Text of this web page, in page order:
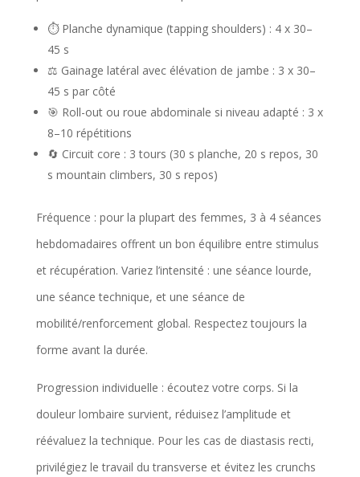
⏱️ Planche dynamique (tapping shoulders) : 4 x 30–
45 s
⚖️ Gainage latéral avec élévation de jambe : 3 x 30–
45 s par côté
🎯 Roll-out ou roue abdominale si niveau adapté : 3 x
8–10 répétitions
🔄 Circuit core : 3 tours (30 s planche, 20 s repos, 30
s mountain climbers, 30 s repos)
Fréquence : pour la plupart des femmes, 3 à 4 séances
hebdomadaires offrent un bon équilibre entre stimulus
et récupération. Variez l’intensité : une séance lourde,
une séance technique, et une séance de
mobilité/renforcement global. Respectez toujours la
forme avant la durée.
Progression individuelle : écoutez votre corps. Si la
douleur lombaire survient, réduisez l’amplitude et
réévaluez la technique. Pour les cas de diastasis recti,
privilégiez le travail du transverse et évitez les crunchs